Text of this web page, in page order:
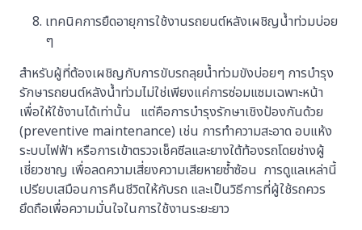
เทคนิคการยืดอายุการใช้งานรถยนต์หลังเผชิญน้ำท่วมบ่อย
ๆ
สำหรับผู้ที่ต้องเผชิญกับการขับรถลุยน้ำท่วมขังบ่อยๆ การบำรุง
รักษารถยนต์หลังน้ำท่วมไม่ใช่เพียงแค่การซ่อมแซมเฉพาะหน้า
เพื่อให้ใช้งานได้เท่านั้น แต่คือการบำรุงรักษาเชิงป้องกันด้วย
(preventive maintenance) เช่น การทำความสะอาด อบแห้ง
ระบบไฟฟ้า หรือการเข้าตรวจเช็คซีลและยางใต้ท้องรถโดยช่างผู้
เชี่ยวชาญ เพื่อลดความเสี่ยงความเสียหายซ้ำซ้อน การดูแลเหล่านี้
เปรียบเสมือนการคืนชีวิตให้กับรถ และเป็นวิธีการที่ผู้ใช้รถควร
ยึดถือเพื่อความมั่นใจในการใช้งานระยะยาว